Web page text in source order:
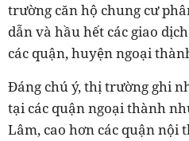
trường căn hộ chung cư
dẫn và hầu hết các giao
các quận, huyện ngoại
Đáng chú ý, thị trường ghi
tại các quận ngoại thành
Lâm, cao hơn các quận nội